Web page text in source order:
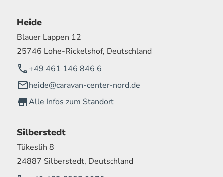
Heide
Blauer Lappen 12
25746 Lohe-Rickelshof, Deutschland
+49 461 146 846 6
heide@caravan-center-nord.de
Alle Infos zum Standort
Silberstedt
Tükeslih 8
24887 Silberstedt, Deutschland